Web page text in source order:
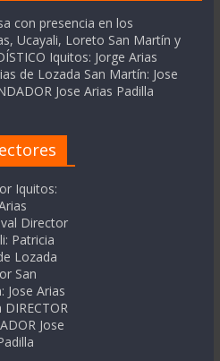
con presencia en los
Ucayali, Loreto San Martín y
Iquitos: Jorge Arias
de Lozada San Martín: Jose
Jose Arias Padilla
Iquitos:
Director
Patricia
Lozada
San
Jose Arias
DIRECTOR
Jose